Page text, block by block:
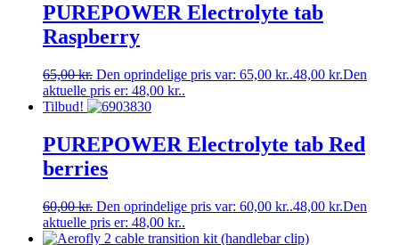
PUREPOWER Electrolyte tab
Raspberry
65,00kr. Den oprindelige pris var: 65,00 kr..48,00 kr.Den
aktuelle pris er: 48,00 kr..
Tilbud!
PUREPOWER Electrolyte tab Red
berries
60,00kr. Den oprindelige pris var: 60,00 kr..48,00 kr.Den
aktuelle pris er: 48,00 kr..